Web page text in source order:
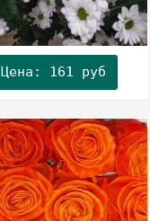
Цена: 161 руб